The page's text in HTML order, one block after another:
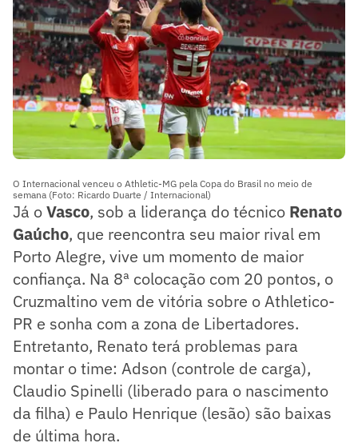
O Internacional venceu o Athletic-MG pela Copa do Brasil no meio de
semana (Foto: Ricardo Duarte / Internacional)
Já oVasco, sob a liderança do técnico Renato
Gaúcho, que reencontra seu maior rival em
Porto Alegre, vive um momento de maior
confiança. Na 8ª colocação com 20 pontos, o
Cruzmaltino vem de vitória sobre o Athletico-
PR e sonha com a zona de Libertadores.
Entretanto, Renato terá problemas para
montar o time: Adson (controle de carga),
Claudio Spinelli (liberado para o nascimento
da filha) e Paulo Henrique (lesão) são baixas
de última hora.